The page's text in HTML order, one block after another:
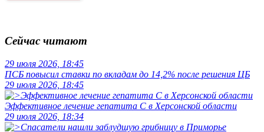
Сейчас читают
29 июля 2026, 18:45
ПСБ повысил ставки по вкладам до 14,2% после решения ЦБ
29 июля 2026, 18:45
Эффективное лечение гепатита C в Херсонской области
29 июля 2026, 18:34